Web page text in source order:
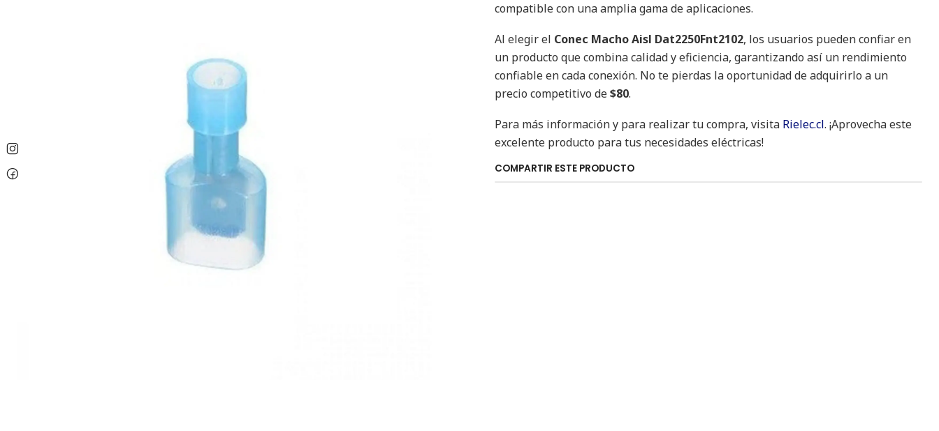
compatible con una amplia gama de aplicaciones.
Al elegir el Conec Macho Aisl Dat2250Fnt2102, los usuarios pueden confiar en
un producto que combina calidad y eficiencia, garantizando así un rendimiento
confiable en cada conexión. No te pierdas la oportunidad de adquirirlo a un
precio competitivo de$80.
Para más información y para realizar tu compra, visita Rielec.cl. ¡Aprovecha este
excelente producto para tus necesidades eléctricas!
COMPARTIR ESTE PRODUCTO